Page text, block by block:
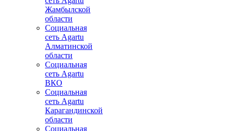
Жамбылской
области
Социальная
сеть Agartu
Алматинской
области
Социальная
сеть Agartu
ВКО
Социальная
сеть Agartu
Карагандинской
области
Социальная